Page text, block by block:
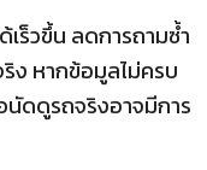
เร็วขึ้น ลดการถามซ้ำ
ง หากข้อมูลไม่ครบ
นัดดูรถจริงอาจมีการ